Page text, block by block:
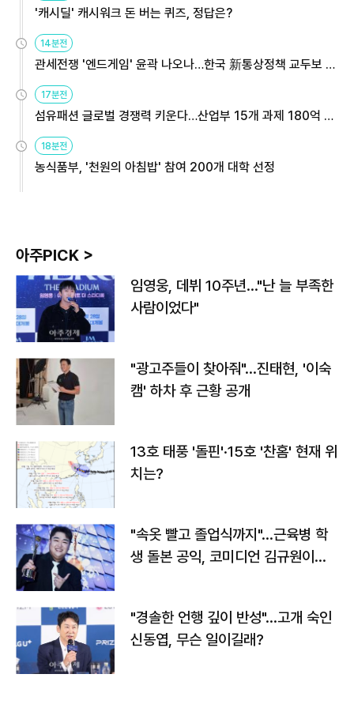
'캐시딜' 캐시워크 돈 버는 퀴즈, 정답은?
14분전
관세전쟁 '엔드게임' 윤곽 나오나…한국 新통상정책 교두보 활
용해야
17분전
섬유패션 글로벌 경쟁력 키운다…산업부 15개 과제 180억 지
원
18분전
농식품부, '천원의 아침밥' 참여 200개 대학 선정
아주PICK >
임영웅, 데뷔 10주년…"난 늘 부족한
사람이었다"
"광고주들이 찾아줘"…진태현, '이숙
캠' 하차 후 근황 공개
13호 태풍 '돌핀'·15호 '찬홈' 현재 위
치는?
"속옷 빨고 졸업식까지"…근육병 학
생 돌본 공익, 코미디언 김규원이었
"경솔한 언행 깊이 반성"…고개 숙인
신동엽, 무슨 일이길래?